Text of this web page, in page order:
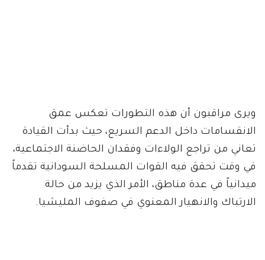
ويرى مراقبون أن هذه التطورات تعكس عمق
الانقسامات داخل الدعم السريع، حيث بدأت القيادة
تعاني من تراجع الولاءات وفقدان الحاضنة الاجتماعية،
في وقت تحقق فيه القوات المسلحة السودانية تقدماً
ميدانياً في عدة مناطق، الأمر الذي يزيد من حالة
الارتباك والانهيار المعنوي في صفوف المليشيا.